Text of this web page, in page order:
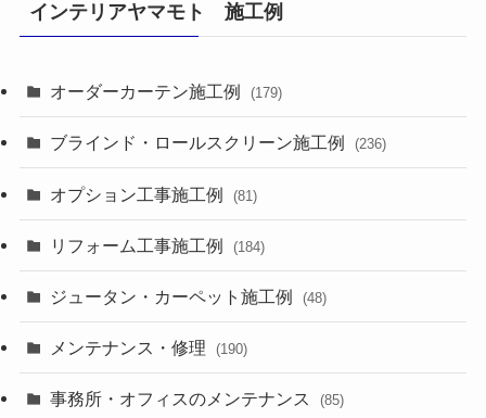
インテリアヤマモト 施工例
オーダーカーテン施工例 (179)
ブラインド・ロールスクリーン施工例 (236)
オプション工事施工例 (81)
リフォーム工事施工例 (184)
ジュータン・カーペット施工例 (48)
メンテナンス・修理 (190)
事務所・オフィスのメンテナンス (85)